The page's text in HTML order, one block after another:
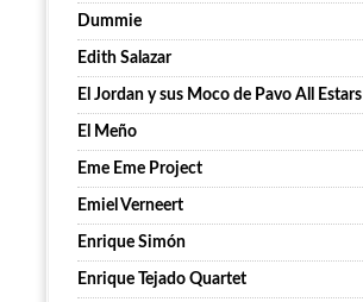
Dummie
Edith Salazar
El Jordan y sus Moco de Pavo All Estars
El Meño
Eme Eme Project
Emiel Verneert
Enrique Simón
Enrique Tejado Quartet